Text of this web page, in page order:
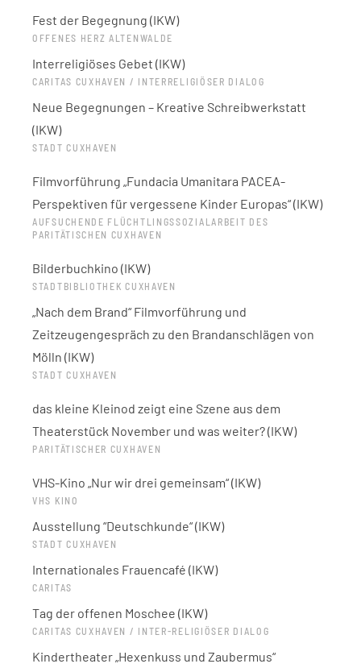
Fest der Begegnung (IKW)
OFFENES HERZ ALTENWALDE
Interreligiöses Gebet (IKW)
CARITAS CUXHAVEN / INTERRELIGIÖSER DIALOG
Neue Begegnungen – Kreative Schreibwerkstatt
(IKW)
STADT CUXHAVEN
Filmvorführung „Fundacia Umanitara PACEA-
Perspektiven für vergessene Kinder Europas“ (IKW)
AUFSUCHENDE FLÜCHTLINGSSOZIALARBEIT DES
PARITÄTISCHEN CUXHAVEN
Bilderbuchkino (IKW)
STADTBIBLIOTHEK CUXHAVEN
„Nach dem Brand“ Filmvorführung und
Zeitzeugengespräch zu den Brandanschlägen von
Mölln (IKW)
STADT CUXHAVEN
das kleine Kleinod zeigt eine Szene aus dem
Theaterstück November und was weiter? (IKW)
PARITÄTISCHER CUXHAVEN
VHS-Kino „Nur wir drei gemeinsam“ (IKW)
VHS KINO
Ausstellung “Deutschkunde“ (IKW)
STADT CUXHAVEN
Internationales Frauencafé (IKW)
CARITAS
Tag der offenen Moschee (IKW)
CARITAS CUXHAVEN / INTER-RELIGIÖSER DIALOG
Kindertheater „Hexenkuss und Zaubermus“